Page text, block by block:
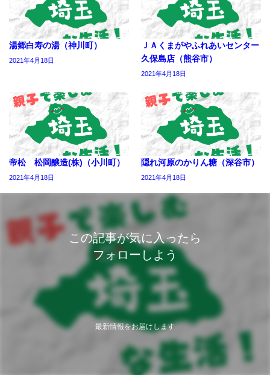
湯郷白寿の湯（神川町）
2021年4月18日
ＪＡくまがやふれあいセンター
久保島店（熊谷市）
2021年4月18日
帝松 松岡醸造(株)（小川町）
2021年4月18日
隠れ河原のかりん糖（深谷市）
2021年4月18日
この記事が気に入ったら
フォローしよう
最新情報をお届けします